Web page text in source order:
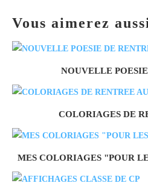
Vous aimerez
NOUVELLE
COLORIAGES DE
MES COLORIAGES "POUR